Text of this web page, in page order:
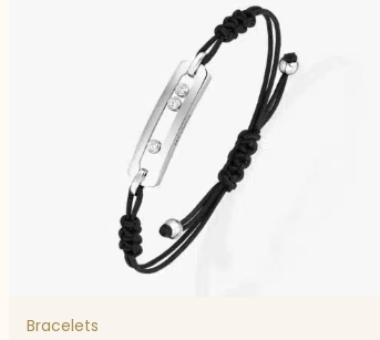
Bracelets